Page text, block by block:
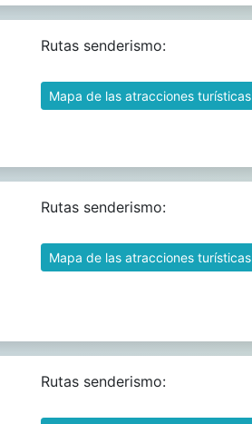
Rutas senderismo:
Mapa de las atracciones turísticas
Rutas senderismo:
Mapa de las atracciones turísticas
Rutas senderismo: